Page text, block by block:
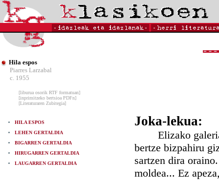
Hila espos
Piarres Larzabal
c. 1955
[liburua osorik RTF formatuan]
[inprimitzeko bertsioa PDFn]
[Literaturaren Zubitegia]
HILA ESPOS
LEHEN GERTALDIA
BIGARREN GERTALDIA
HIRUGARREN GERTALDIA
LAUGARREN GERTALDIA
Joka-lekua:
Elizako galeria.
bertze bizpahiru
sartzen dira
moldea... Ez